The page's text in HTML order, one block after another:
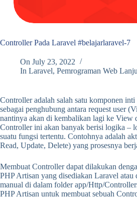
Controller Pada Laravel #belajarlaravel-7
On July 23, 2022
In Laravel,Pemrograman Web
Controller adalah salah satu komponen
sebagai penghubung antara request user
nantinya akan di kembalikan lagi ke View
Controller ini akan banyak berisi logika –
suatu fungsi tertentu. Contohnya adalah
Read, Update, Delete) yang prosesnya
Membuat Controller dapat dilakukan
PHP Artisan yang disediakan Laravel atau
manual di dalam folder app/Http/
PHP Artisan untuk membuat sebuah